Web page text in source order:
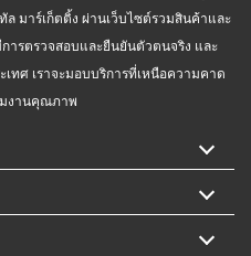
มาร์เก็ตติ้ง ผ่านเว็บไซต์รวมสินค้าและ
ารตรวจสอบและยืนยันตัวตนจริง และ
ทศ เราจะมอบบริการที่เหนือความคาด
งานคุณภาพ